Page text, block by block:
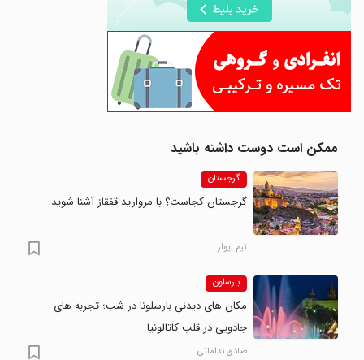
ممکن است دوست داشته باشید
گرجستان
گرجستان کجاست؟ با مروارید قفقاز آشنا شوید
تیم ایوار
بارسلون
مکان های دیدنی بارسلونا در شب؛ تجربه های
جادویی در قلب کاتالونیا
صادق نداماتی